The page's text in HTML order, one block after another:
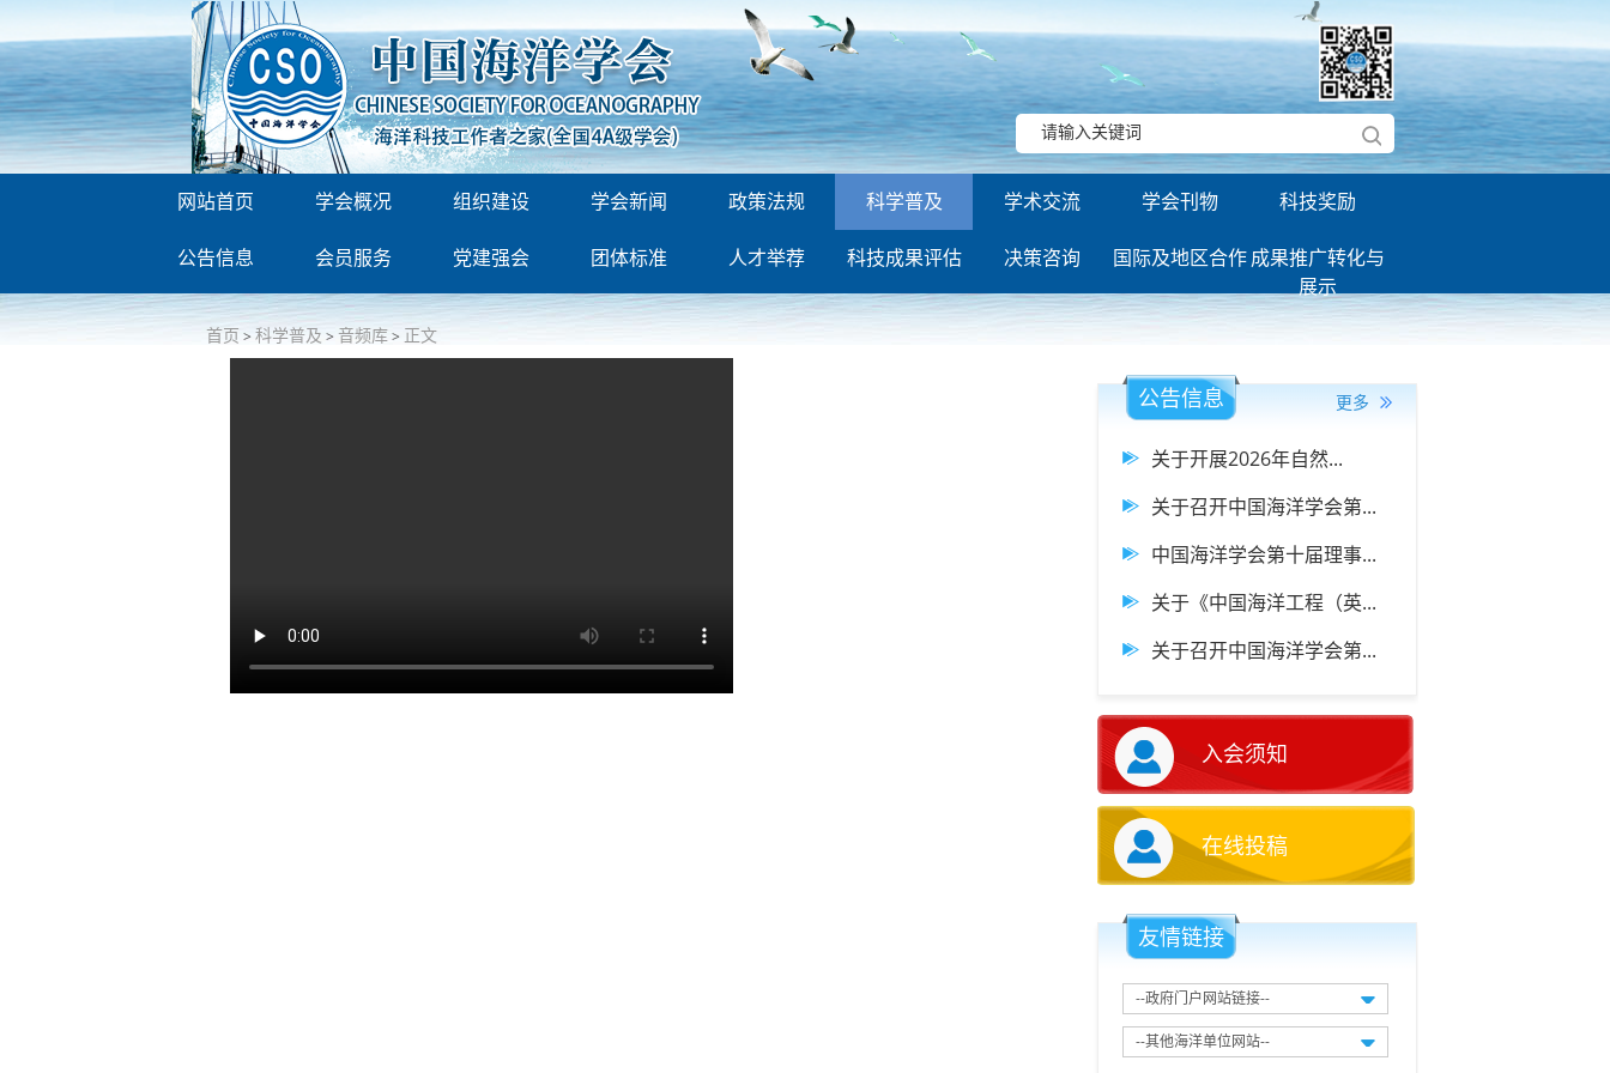
网站首页 学会概况 组织建设 学会新闻 政策法规 科学普及 学术交流 学会刊物 科技奖励
公告信息 会员服务 党建强会 团体标准 人才举荐 科技成果评估 决策咨询 国际及地区合作 成果推广转化与
展示
首页 >科学普及 > 音频库> 正文
公告信息 更多
关于开展2026年自然...
关于召开中国海洋学会第...
中国海洋学会第十届理事...
关于《中国海洋工程（英...
关于召开中国海洋学会第...
入会须知
在线投稿
友情链接
--政府门户网站链接--
--其他海洋单位网站--